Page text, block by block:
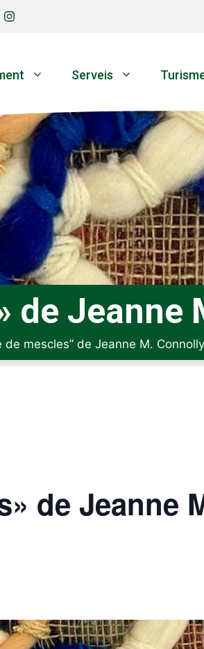
Serveis
de Jeanne
de mescles” de Jeanne M. Connolly
de Jeanne